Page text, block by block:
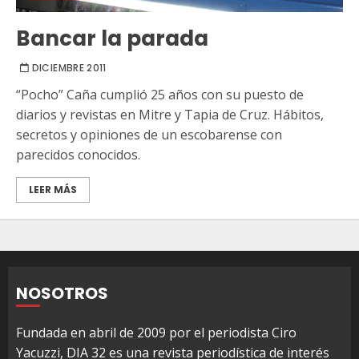
Bancar la parada
DICIEMBRE 2011
“Pocho” Caña cumplió 25 años con su puesto de
diarios y revistas en Mitre y Tapia de Cruz. Hábitos,
secretos y opiniones de un escobarense con
parecidos conocidos.
LEER MÁS
NOSOTROS
Fundada en abril de 2009 por el periodista Ciro
Yacuzzi, DIA 32 es una revista periodística de interés